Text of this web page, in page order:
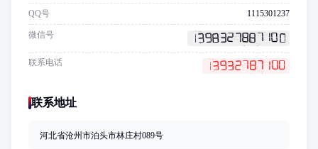
QQ号 1115301237
微信号
联系电话
联系地址
河北省沧州市泊头市林庄村089号